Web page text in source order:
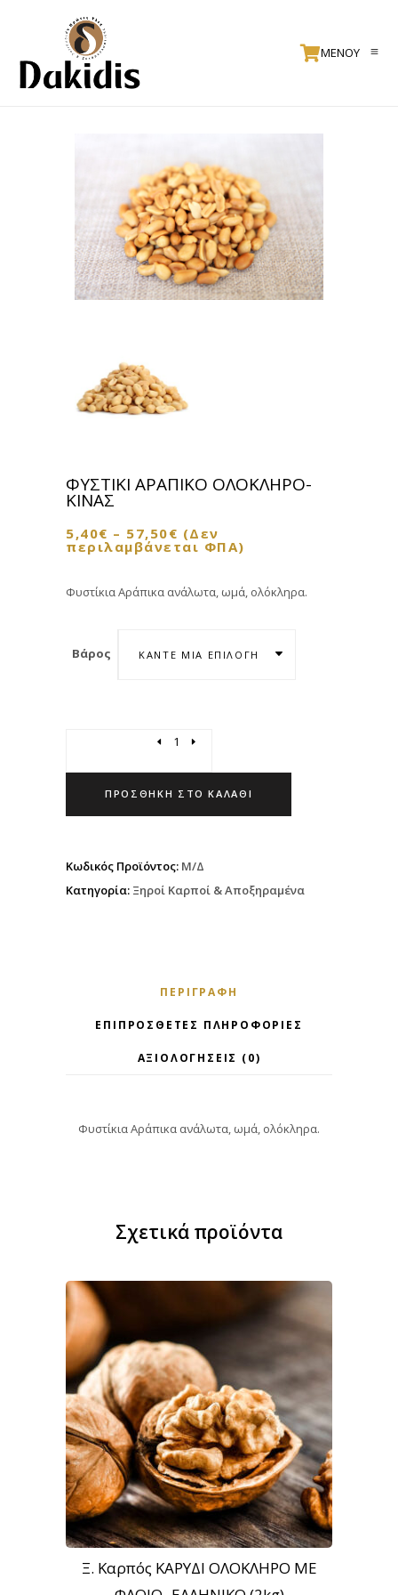
ΜΕΝΟΥ
ΦΥΣΤΙΚΙ ΑΡΑΠΙΚΟ ΟΛΟΚΛΗΡΟ-
ΚΙΝΑΣ
5,40€ – 57,50€ (Δεν
περιλαμβάνεται ΦΠΑ)
Φυστίκια Αράπικα ανάλωτα, ωμά, ολόκληρα.
Βάρος ΚΆΝΤΕ ΜΊΑ ΕΠΙΛΟΓΉ
ΠΡΟΣΘΉΚΗ ΣΤΟ ΚΑΛΆΘΙ
Κωδικός Προϊόντος: Μ/Δ
Κατηγορία: Ξηροί Καρποί & Αποξηραμένα
ΠΕΡΙΓΡΑΦΉ
ΕΠΙΠΡΌΣΘΕΤΕΣ ΠΛΗΡΟΦΟΡΊΕΣ
ΑΞΙΟΛΟΓΉΣΕΙΣ (0)
Φυστίκια Αράπικα ανάλωτα, ωμά, ολόκληρα.
Σχετικά προϊόντα
Ξ. Καρπός ΚΑΡΥΔΙ ΟΛΟΚΛΗΡΟ ΜΕ